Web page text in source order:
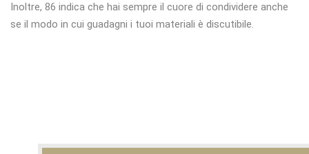
Inoltre, 86 indica che hai sempre il cuore di condividere anche
se il modo in cui guadagni i tuoi materiali è discutibile.